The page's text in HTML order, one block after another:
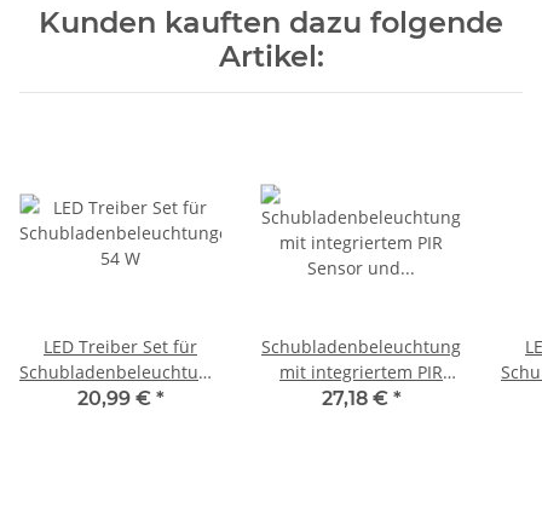
Kunden kauften dazu folgende
Artikel:
LED Treiber Set für
Schubladenbeleuchtungen
54 W
20,99 € *
Schubladenbeleuchtung
mit integriertem PIR
Sensor und
27,18 € *